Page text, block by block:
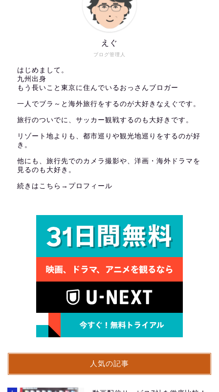
ブログ管理人
えぐ
はじめまして。
九州出身
もう長いこと東京に住んでいるおっさんブロガー
一人でブラ～と海外旅行をするのが大好きなえぐです。
旅行のついでに、サッカー観戦するのも大好きです。
リゾート地よりも、都市巡りや観光地巡りをするのが好
き。
他にも、旅行先でのカメラ撮影や、洋画・海外ドラマを
見るのも大好き。
続きはこちら→ プロフィール
人気の記事